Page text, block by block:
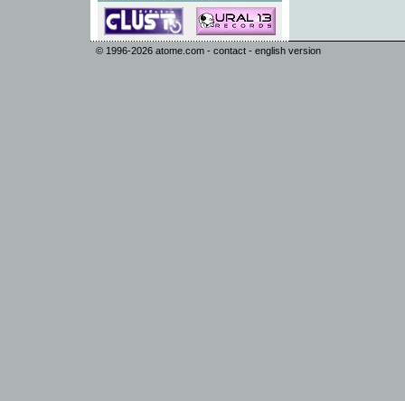
© 1996-2026 atome.com - contact - english version